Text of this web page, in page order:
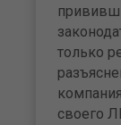
только
своего